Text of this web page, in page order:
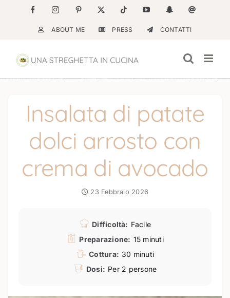
contenuto
FacebookInstagramPinterest Tiktok YouTubeSnapchatEmail
ABOUT ME PRESS CONTATTI
Insalata di patate
dolci arrosto con
crema di avocado
23 Febbraio 2026
Difficoltà: Facile
Preparazione: 15 minuti
Cottura: 30 minuti
Dosi: Per 2 persone